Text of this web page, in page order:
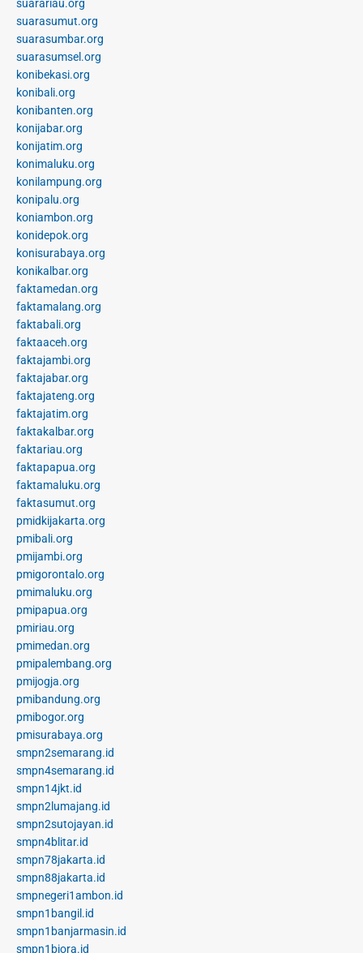
suarariau.org
suarasumut.org
suarasumbar.org
suarasumsel.org
konibekasi.org
konibali.org
konibanten.org
konijabar.org
konijatim.org
konimaluku.org
konilampung.org
konipalu.org
koniambon.org
konidepok.org
konisurabaya.org
konikalbar.org
faktamedan.org
faktamalang.org
faktabali.org
faktaaceh.org
faktajambi.org
faktajabar.org
faktajateng.org
faktajatim.org
faktakalbar.org
faktariau.org
faktapapua.org
faktamaluku.org
faktasumut.org
pmidkijakarta.org
pmibali.org
pmijambi.org
pmigorontalo.org
pmimaluku.org
pmipapua.org
pmiriau.org
pmimedan.org
pmipalembang.org
pmijogja.org
pmibandung.org
pmibogor.org
pmisurabaya.org
smpn2semarang.id
smpn4semarang.id
smpn14jkt.id
smpn2lumajang.id
smpn2sutojayan.id
smpn4blitar.id
smpn78jakarta.id
smpn88jakarta.id
smpnegeri1ambon.id
smpn1bangil.id
smpn1banjarmasin.id
smpn1biora.id